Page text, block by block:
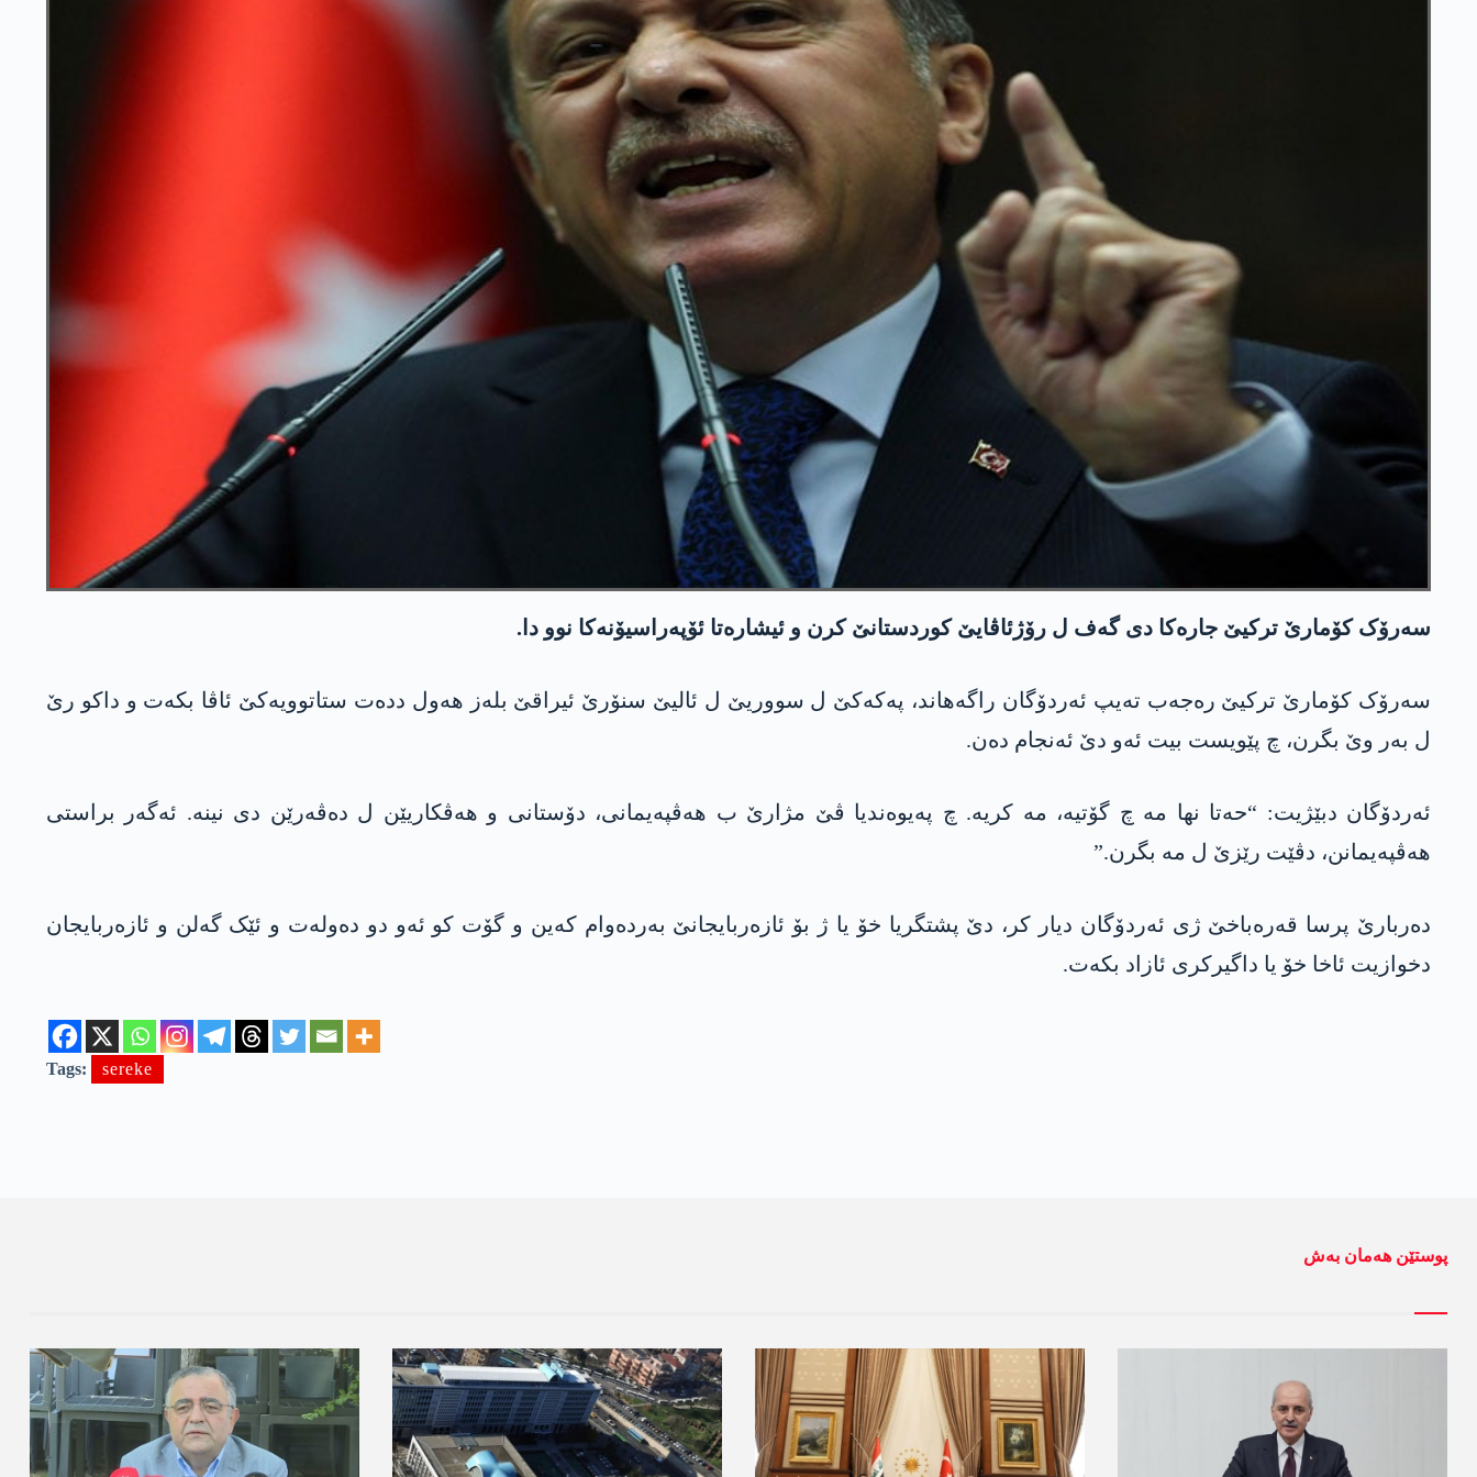
سەرۆک کۆمارێ ترکیێ جارەکا دی گەف ل رۆژئاڤایێ کوردستانێ کرن و ئیشارەتا ئۆپەراسیۆنەکا نوو دا.
سەرۆک کۆمارێ ترکیێ رەجەب تەیپ ئەردۆگان راگەھاند، پەکەکێ ل سووریێ ل ئالیێ سنۆرێ ئیراقێ بلەز ھەول ددەت ستاتوویەکێ ئاڤا بکەت و داکو رێ
ل بەر وێ بگرن، چ پێویست بیت ئەو دێ ئەنجام دەن.
ئەردۆگان دبێژیت: “حەتا نھا مە چ گۆتیە، مە کریە. چ پەیوەندیا ڤێ مژارێ ب ھەڤپەیمانی، دۆستانی و ھەڤکاریێن ل دەڤەرێن دی نینە. ئەگەر براستی
ھەڤپەیمانن، دڤێت رێزێ ل مە بگرن.”
دەربارێ پرسا قەرەباخێ ژی ئەردۆگان دیار کر، دێ پشتگریا خۆ یا ژ بۆ ئازەربایجانێ بەردەوام کەین و گۆت کو ئەو دو دەولەت و ئێک گەلن و ئازەربایجان
دخوازیت ئاخا خۆ یا داگیرکری ئازاد بکەت.
Tags: sereke
پوستێن ھەمان بەش